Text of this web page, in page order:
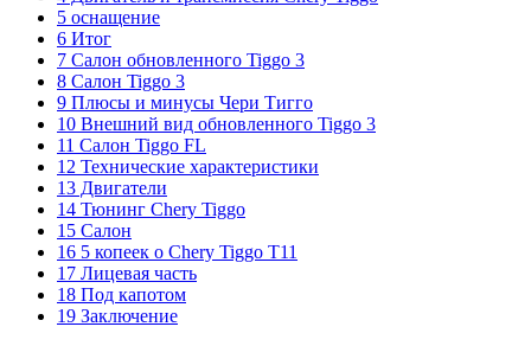
5 оснащение
6 Итог
7 Салон обновленного Tiggo 3
8 Салон Tiggo 3
9 Плюсы и минусы Чери Тигго
10 Внешний вид обновленного Tiggo 3
11 Салон Tiggo FL
12 Технические характеристики
13 Двигатели
14 Тюнинг Chery Tiggo
15 Салон
16 5 копеек о Chery Tiggo T11
17 Лицевая часть
18 Под капотом
19 Заключение